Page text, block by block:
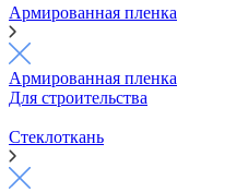
Армированная пленка
Армированная пленка
Для строительства
Стеклоткань